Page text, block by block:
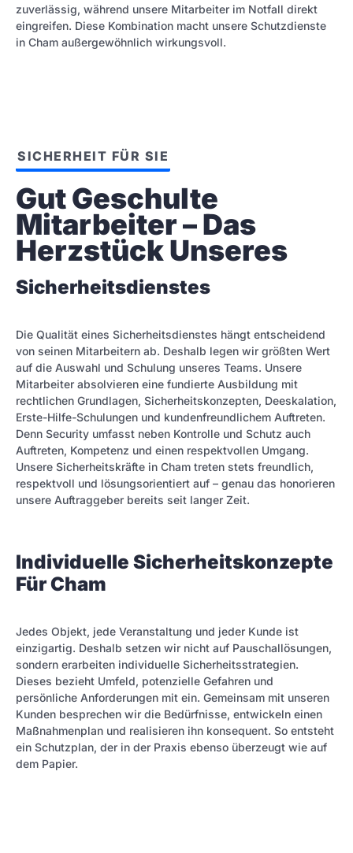
zuverlässig, während unsere Mitarbeiter im Notfall direkt
eingreifen. Diese Kombination macht unsere Schutzdienste
in Cham außergewöhnlich wirkungsvoll.
SICHERHEIT FÜR SIE
Gut Geschulte
Mitarbeiter – Das
Herzstück Unseres
Sicherheitsdienstes
Die Qualität eines Sicherheitsdienstes hängt entscheidend
von seinen Mitarbeitern ab. Deshalb legen wir größten Wert
auf die Auswahl und Schulung unseres Teams. Unsere
Mitarbeiter absolvieren eine fundierte Ausbildung mit
rechtlichen Grundlagen, Sicherheitskonzepten, Deeskalation,
Erste-Hilfe-Schulungen und kundenfreundlichem Auftreten.
Denn Security umfasst neben Kontrolle und Schutz auch
Auftreten, Kompetenz und einen respektvollen Umgang.
Unsere Sicherheitskräfte in Cham treten stets freundlich,
respektvoll und lösungsorientiert auf – genau das honorieren
unsere Auftraggeber bereits seit langer Zeit.
Individuelle Sicherheitskonzepte
Für Cham
Jedes Objekt, jede Veranstaltung und jeder Kunde ist
einzigartig. Deshalb setzen wir nicht auf Pauschallösungen,
sondern erarbeiten individuelle Sicherheitsstrategien.
Dieses bezieht Umfeld, potenzielle Gefahren und
persönliche Anforderungen mit ein. Gemeinsam mit unseren
Kunden besprechen wir die Bedürfnisse, entwickeln einen
Maßnahmenplan und realisieren ihn konsequent. So entsteht
ein Schutzplan, der in der Praxis ebenso überzeugt wie auf
dem Papier.